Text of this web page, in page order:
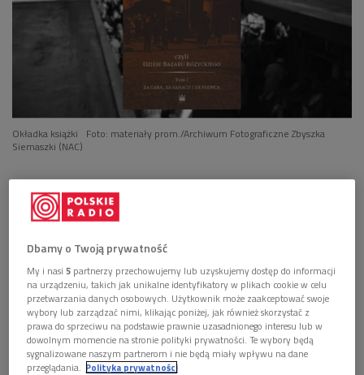
Okładka książki
Foto: materiały prom./Archiwum Fotograficzne Zbyszka
Siemaszki (NAC)
POSŁUCHAJ
28:13
Rozmowa z Markiem Millerem o książce "Co dzień
wszystkim z kulturą/Dwójka)
Dbamy o Twoją prywatność
My i nasi5 partnerzy przechowujemy lub uzyskujemy dostęp do informacji
na urządzeniu, takich jak unikalne identyfikatory w plikach cookie w celu
przetwarzania danych osobowych. Użytkownik może zaakceptować swoje
wybory lub zarządzać nimi, klikając poniżej, jak również skorzystać z
prawa do sprzeciwu na podstawie prawnie uzasadnionego interesu lub w
dowolnym momencie na stronie polityki prywatności. Te wybory będą
sygnalizowane naszym partnerom i nie będą miały wpływu na dane
przeglądania. Polityka prywatności